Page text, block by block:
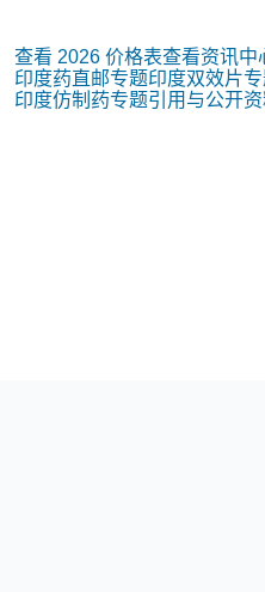
查看 2026 价格表查看资讯中
印度药直邮专题印度双效片
印度仿制药专题引用与公开